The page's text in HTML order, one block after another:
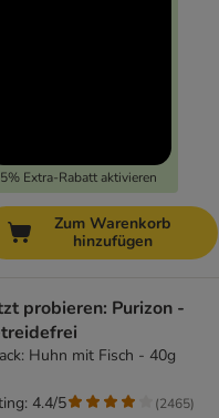
Extra-Rabatt aktivieren
Zum Warenkorb
hinzufügen
probieren: Purizon -
Huhn mit Fisch - 40g
4.4/5 (2465)